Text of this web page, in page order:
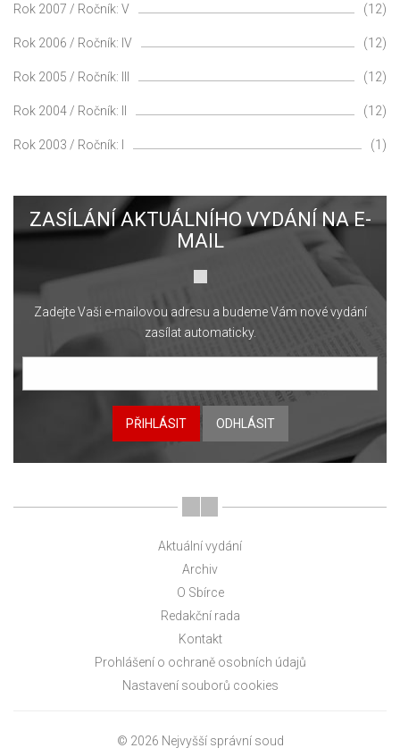
Rok 2007 / Ročník: V (12)
Rok 2006 / Ročník: IV (12)
Rok 2005 / Ročník: III (12)
Rok 2004 / Ročník: II (12)
Rok 2003 / Ročník: I (1)
ZASÍLÁNÍ AKTUÁLNÍHO VYDÁNÍ NA E-
MAIL
Zadejte Vaši e-mailovou adresu a budeme Vám nové vydání
zasílat automaticky.
PŘIHLÁSIT ODHLÁSIT
Aktuální vydání
Archiv
O Sbírce
Redakční rada
Kontakt
Prohlášení o ochraně osobních údajů
Nastavení souborů cookies
© 2026 Nejvyšší správní soud